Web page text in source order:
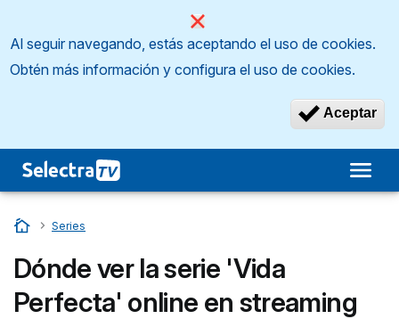
Al seguir navegando, estás aceptando el uso de cookies.
Obtén más información y configura el uso de cookies.
Aceptar
Inicio
…
Series
Dónde ver la serie 'Vida
Perfecta' online en streaming